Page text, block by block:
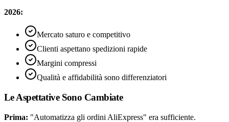
2026:
Mercato saturo e competitivo
Clienti aspettano spedizioni rapide
Margini compressi
Qualità e affidabilità sono differenziatori
Le Aspettative Sono Cambiate
Prima: "Automatizza gli ordini AliExpress" era sufficiente.